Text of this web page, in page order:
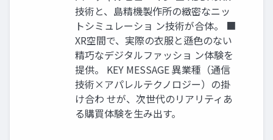
技術と、島精機製作所の緻密なニッ
トシミュレーショ ン技術が合体。 ■
XR空間で、実際の⾐服と遜⾊のない
精巧なデジタルファッショ ン体験を
提供。 KEY MESSAGE 異業種（通信
技術×アパレルテクノロジー）の掛
け合わ せが、次世代のリアリティあ
る購買体験を⽣み出す。